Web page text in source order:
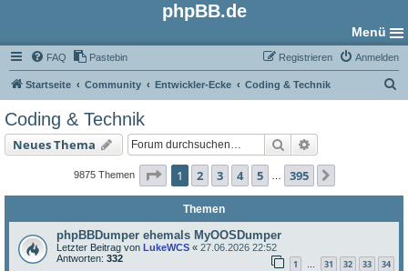
phpBB.de
Menü
FAQ Pastebin Anmelden
Registrieren
Startseite Community Entwickler-Ecke Coding & Technik
Coding & Technik
Neues Thema Suche
9875 Themen Seite 1von 395
1 2 3 4 5 395
Themen
phpBBDumper ehemals MyOOSDumper
Letzter Beitrag von LukeWCS « 27.06.2026 22:52
Antworten: 332 1 … 31 32 33 34